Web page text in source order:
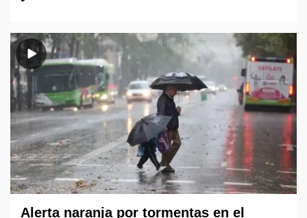
Alerta naranja por tormentas en el